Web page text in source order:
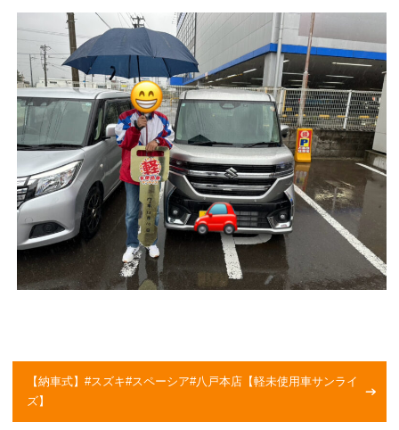
【納車式】#スズキ#スペーシア#八戸本店【軽未使用車サンライ
ズ】